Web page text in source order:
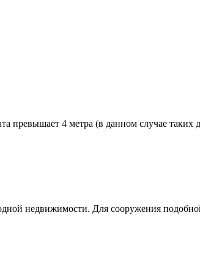
превышает 4 метра (в данном случае таких
недвижимости. Для сооружения